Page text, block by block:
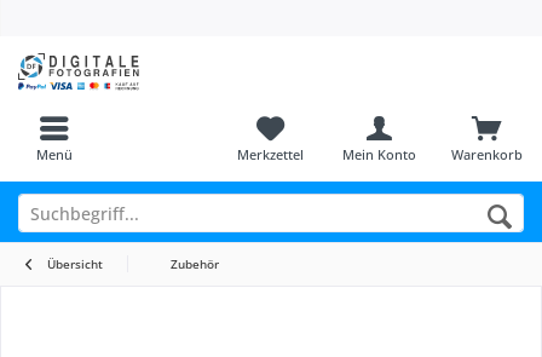
Menü Warenkorb
Merkzettel Mein Konto
Übersicht Zubehör